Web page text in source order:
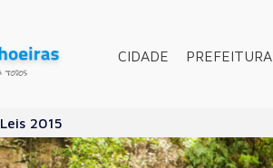
CIDADE PREFEITURA
Leis 2015